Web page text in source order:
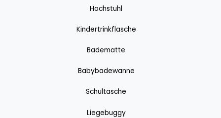
Hochstuhl
Kindertrinkflasche
Badematte
Babybadewanne
Schultasche
Liegebuggy